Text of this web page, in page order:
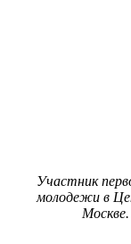
Участник
молодежи в